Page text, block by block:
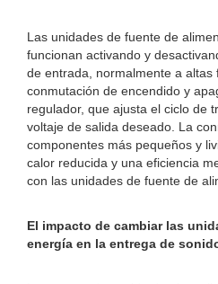
Las unidades de fuente de
funcionan activando y
de entrada, normalmente a altas
conmutación de encendido y
regulador, que ajusta el ciclo de
voltaje de salida deseado. La
componentes más pequeños y
calor reducida y una eficiencia
con las unidades de fuente de
El impacto de cambiar las
energía en la entrega de